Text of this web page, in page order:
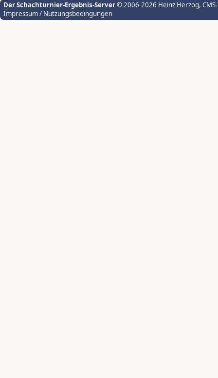
Der Schachturnier-Ergebnis-Server© 2006-2026 Heinz Herzog,
Impressum / Nutzungsbedingungen